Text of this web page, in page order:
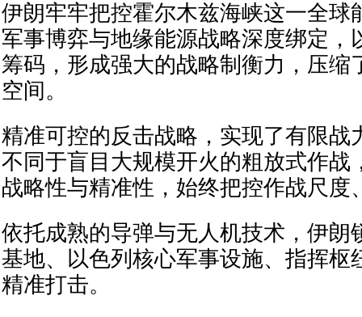
伊朗牢牢把控霍尔木兹海峡这一全球
军事博弈与地缘能源战略深度绑定，
筹码，形成强大的战略制衡力，压缩
空间。
精准可控的反击战略，实现了有限战
不同于盲目大规模开火的粗放式作战
战略性与精准性，始终把控作战尺度
依托成熟的导弹与无人机技术，伊朗
基地、以色列核心军事设施、指挥枢
精准打击。